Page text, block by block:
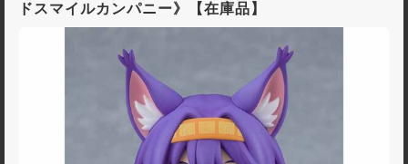
ドスマイルカンパニー》【在庫品】